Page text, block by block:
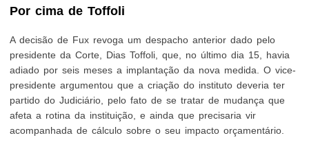
Por cima de Toffoli
A decisão de Fux revoga um despacho anterior dado pelo
presidente da Corte, Dias Toffoli, que, no último dia 15, havia
adiado por seis meses a implantação da nova medida. O vice-
presidente argumentou que a criação do instituto deveria ter
partido do Judiciário, pelo fato de se tratar de mudança que
afeta a rotina da instituição, e ainda que precisaria vir
acompanhada de cálculo sobre o seu impacto orçamentário.